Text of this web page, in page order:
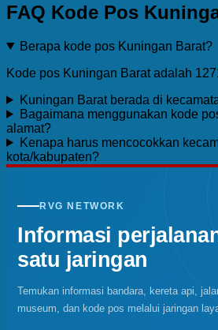
FAQ Kode Pos
Berapa kode pos Kuningan Barat?
Kode pos Kuningan Barat adalah
Kuningan Barat berada di
Bagaimana menggunakan kode
alamat?
Kenapa harus mencocokkan
kota/kabupaten?
RVG NETWORK
Informasi
satu jaringan
Temukan informasi bandara, kereta api,
museum, dan kode pos melalui jaringan